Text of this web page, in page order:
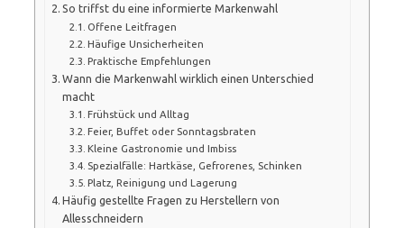
So triffst du eine informierte Markenwahl
Offene Leitfragen
Häufige Unsicherheiten
Praktische Empfehlungen
Wann die Markenwahl wirklich einen Unterschied
macht
Frühstück und Alltag
Feier, Buffet oder Sonntagsbraten
Kleine Gastronomie und Imbiss
Spezialfälle: Hartkäse, Gefrorenes, Schinken
Platz, Reinigung und Lagerung
Häufig gestellte Fragen zu Herstellern von
Allesschneidern